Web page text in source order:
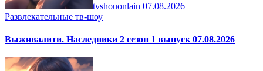
tvshouonlain 07.08.2026
Развлекательные тв-шоу
Выживалити. Наследники 2 сезон 1 выпуск 07.08.2026